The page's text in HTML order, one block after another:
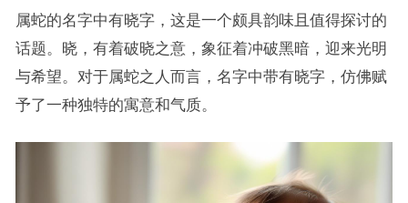
属蛇的名字中有晓字，这是一个颇具韵味且值得探讨的
话题。晓，有着破晓之意，象征着冲破黑暗，迎来光明
与希望。对于属蛇之人而言，名字中带有晓字，仿佛赋
予了一种独特的寓意和气质。